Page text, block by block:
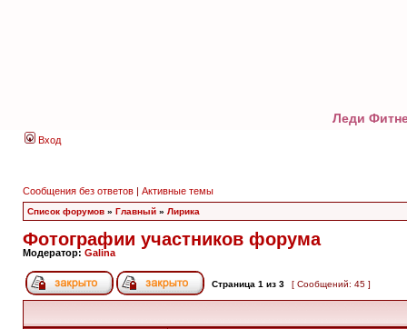
Леди
Вход
Сообщения без ответов | Активные темы
Список форумов » Главный » Лирика
Фотографии участников форума
Модератор: Galina
Страница 1 из 3 [ Сообщений: 45 ]